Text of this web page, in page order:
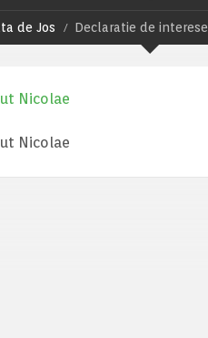
de Jos Declaratie de
Nicolae
Nicolae